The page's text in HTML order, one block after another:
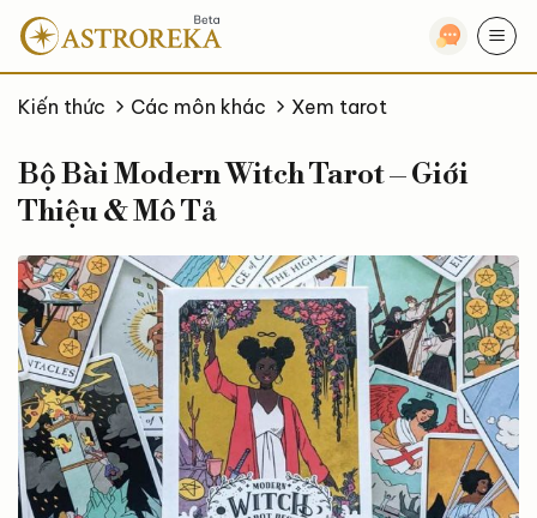
qua
nội
dungKiến thức Các môn khác Xem tarot
Bộ Bài Modern Witch Tarot – Giới
Thiệu & Mô Tả